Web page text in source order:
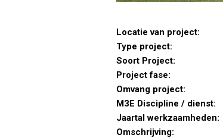
Locatie van project:
Type project:
Soort Project:
Project fase:
Omvang project:
M3E Discipline / dienst:
Jaartal werkzaamheden:
Omschrijving: